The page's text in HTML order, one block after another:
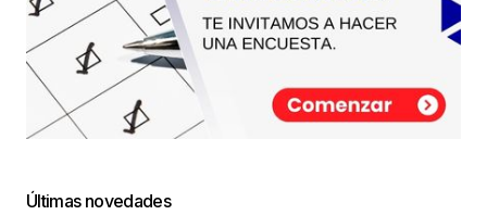
Últimas novedades